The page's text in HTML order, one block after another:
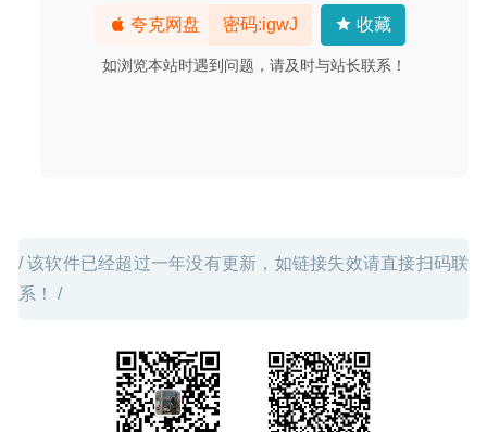
夸克网盘 密码:igwJ 收藏
如浏览本站时遇到问题，请及时与站长联系！
/ 该软件已经超过一年没有更新，如链接失效请直接扫码联
系！ /
Image2icon 2.11 (844)专业版 for Mac 中文版-icns图标创
2020-03-01
1Password 7.4.3 for Mac中文版-功能强大的密码管理工具